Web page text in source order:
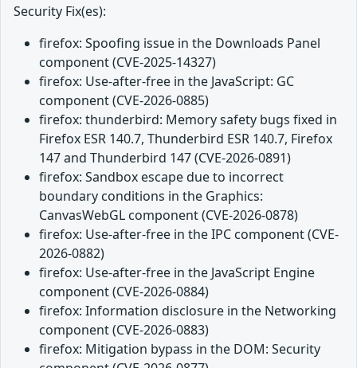
Security Fix(es):
firefox: Spoofing issue in the Downloads Panel
component (CVE-2025-14327)
firefox: Use-after-free in the JavaScript: GC
component (CVE-2026-0885)
firefox: thunderbird: Memory safety bugs fixed in
Firefox ESR 140.7, Thunderbird ESR 140.7, Firefox
147 and Thunderbird 147 (CVE-2026-0891)
firefox: Sandbox escape due to incorrect
boundary conditions in the Graphics:
CanvasWebGL component (CVE-2026-0878)
firefox: Use-after-free in the IPC component (CVE-
2026-0882)
firefox: Use-after-free in the JavaScript Engine
component (CVE-2026-0884)
firefox: Information disclosure in the Networking
component (CVE-2026-0883)
firefox: Mitigation bypass in the DOM: Security